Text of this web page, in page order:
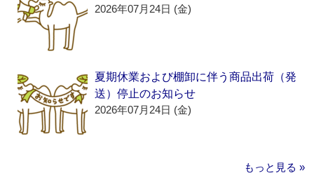
2026年07月24日 (金)
夏期休業および棚卸に伴う商品出荷（発
送）停止のお知らせ
2026年07月24日 (金)
もっと見る »